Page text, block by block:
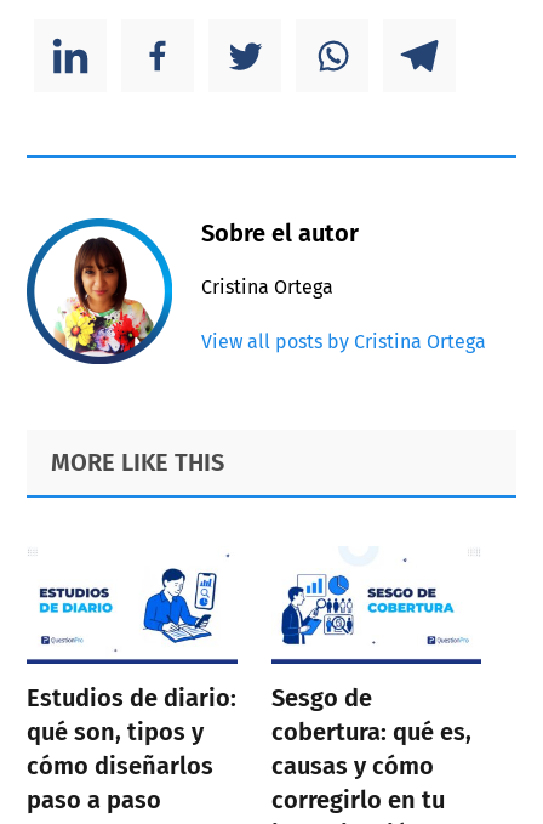
Sobre el autor
Cristina Ortega
View all posts by Cristina Ortega
Primary
Sidebar
Footer
MORE LIKE THIS
Estudios de diario:
qué son, tipos y
cómo diseñarlos
paso a paso
Sesgo de
cobertura: qué es,
causas y cómo
corregirlo en tu